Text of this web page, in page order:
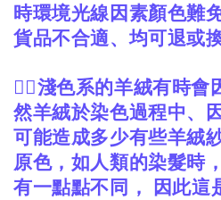
時環境光線因素顏色難
貨品不合適、均可退或
🙋‍♀️淺色系的羊絨有時會
然羊絨於染色過程中、
可能造成多少有些羊絨
原色，如人類的染髮時
有一點點不同，
因此這